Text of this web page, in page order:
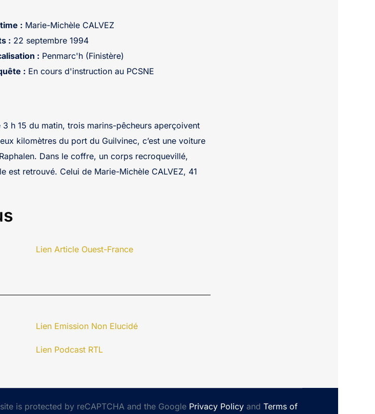
: Marie-Michèle CALVEZ
: 22 septembre 1994
: Penmarc'h (Finistère)
: En cours d'instruction au PCSNE
h 15 du matin, trois marins-pêcheurs aperçoivent
kilomètres du port du Guilvinec, c’est une voiture
Dans le coffre, un corps recroquevillé,
est retrouvé. Celui de Marie-Michèle CALVEZ, 41
Lien Article Ouest-France
Lien Emission Non Elucidé
Lien Podcast RTL
is protected by reCAPTCHA and the Google Privacy Policy and Terms of